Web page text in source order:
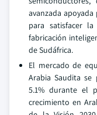
avanzada
para satisfacer
fabricación
de Sudáfrica.
El mercado de
Arabia Saudita se
5.1% durante el
crecimiento en